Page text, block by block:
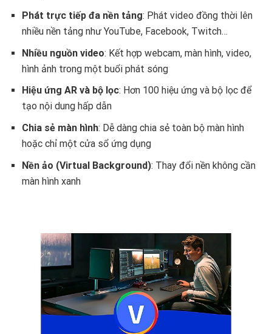
Phát trực tiếp đa nền tảng: Phát video đồng thời lên
nhiều nền tảng như YouTube, Facebook, Twitch…
Nhiều nguồn video: Kết hợp webcam, màn hình, video,
hình ảnh trong một buổi phát sóng
Hiệu ứng AR và bộ lọc: Hơn 100 hiệu ứng và bộ lọc để
tạo nội dung hấp dẫn
Chia sẻ màn hình: Dễ dàng chia sẻ toàn bộ màn hình
hoặc chỉ một cửa sổ ứng dụng
Nền ảo (Virtual Background): Thay đổi nền không cần
màn hình xanh